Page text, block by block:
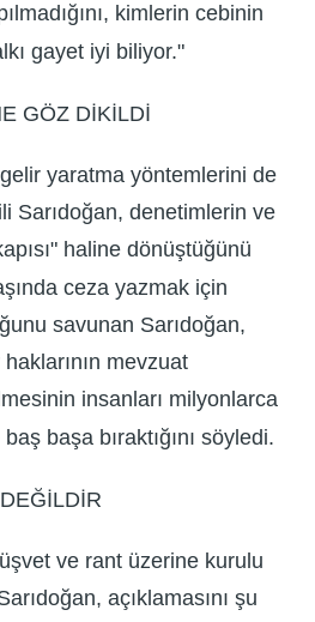
kimlerin cebinin
gayet iyi biliyor."
GÖZ DİKİLDİ
yaratma yöntemlerini de
Sarıdoğan, denetimlerin ve
haline dönüştüğünü
ceza yazmak için
savunan Sarıdoğan,
mevzuat
insanları milyonlarca
başa bıraktığını söyledi.
ve rant üzerine kurulu
açıklamasını şu